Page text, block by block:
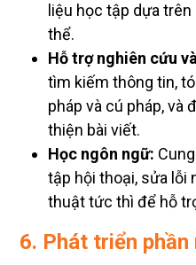
liệu học tập dựa
thể.
Hỗ trợ nghiên cứu
tìm kiếm thông tin,
pháp và cú pháp, và
thiện bài viết.
Học ngôn ngữ:
tập hội thoại, sửa lỗi
thuật tức thì để hỗ
6. Phát triển